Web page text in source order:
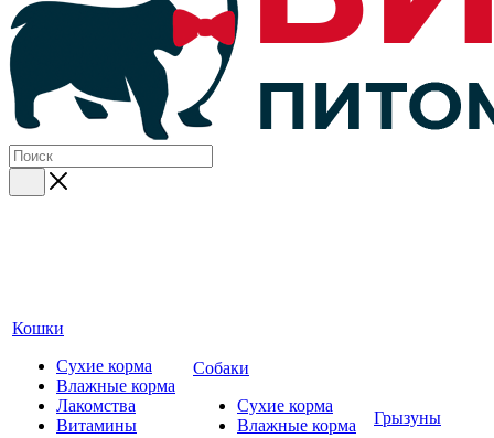
Кошки
Сухие корма
Влажные корма
Лакомства
Витамины
Собаки
Сухие корма
Влажные корма
Грызуны